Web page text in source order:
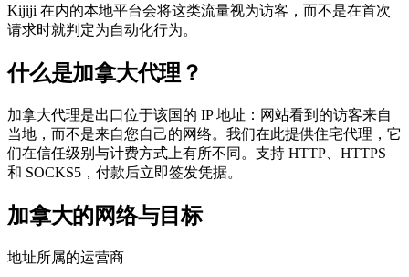
Kijiji 在内的本地平台会将这类流量视为访客，而不是在首次
请求时就判定为自动化行为。
什么是加拿大代理？
加拿大代理是出口位于该国的 IP 地址：网站看到的访客来自
当地，而不是来自您自己的网络。我们在此提供住宅代理，它
们在信任级别与计费方式上有所不同。支持 HTTP、HTTPS
和 SOCKS5，付款后立即签发凭据。
加拿大的网络与目标
地址所属的运营商